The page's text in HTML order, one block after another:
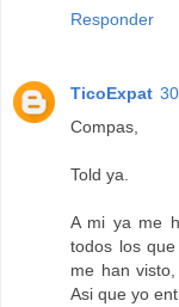
Responder
TicoExpat
Compas,
Told ya.
A mi ya me
todos los
me han
Asi que yo